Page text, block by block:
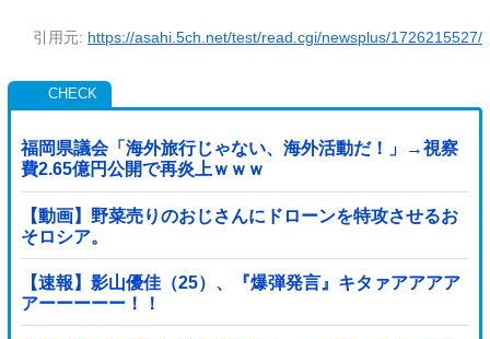
引用元: https://asahi.5ch.net/test/read.cgi/newsplus/1726215527/
福岡県議会「海外旅行じゃない、海外活動だ！」→視察
費2.65億円公開で再炎上ｗｗｗ
【動画】野菜売りのおじさんにドローンを特攻させるお
そロシア。
【速報】影山優佳（25）、『爆弾発言』キタァアアアア
アーーーーー！！